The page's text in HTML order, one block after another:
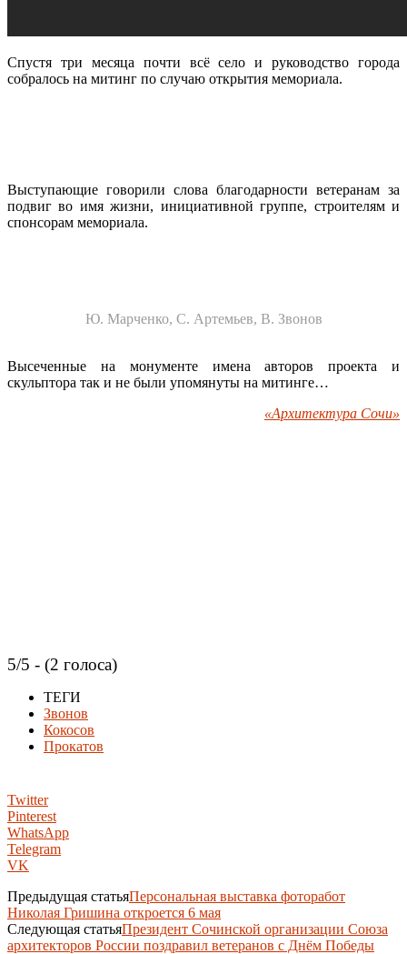
Спустя три месяца почти всё село и руководство города
собралось на митинг по случаю открытия мемориала.
Выступающие говорили слова благодарности ветеранам за
подвиг во имя жизни, инициативной группе, строителям и
спонсорам мемориала.
Ю. Марченко, С. Артемьев, В. Звонов
Высеченные на монументе имена авторов проекта и
скульптора так и не были упомянуты на митинге…
«Архитектура Сочи»
5/5 - (2 голоса)
ТЕГИ
Звонов
Кокосов
Прокатов
Twitter
Pinterest
WhatsApp
Telegram
VK
Предыдущая статьяПерсональная выставка фоторабот
Николая Гришина откроется 6 мая
Следующая статьяПрезидент Сочинской организации Союза
архитекторов России поздравил ветеранов с Днём Победы